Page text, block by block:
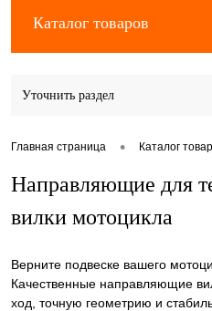
Каталог товаров
Уточнить раздел
Главная страница • Каталог
Направляющие для
вилки мотоцикла
Верните подвеске вашего
Качественные направляющие
ход, точную геометрию и